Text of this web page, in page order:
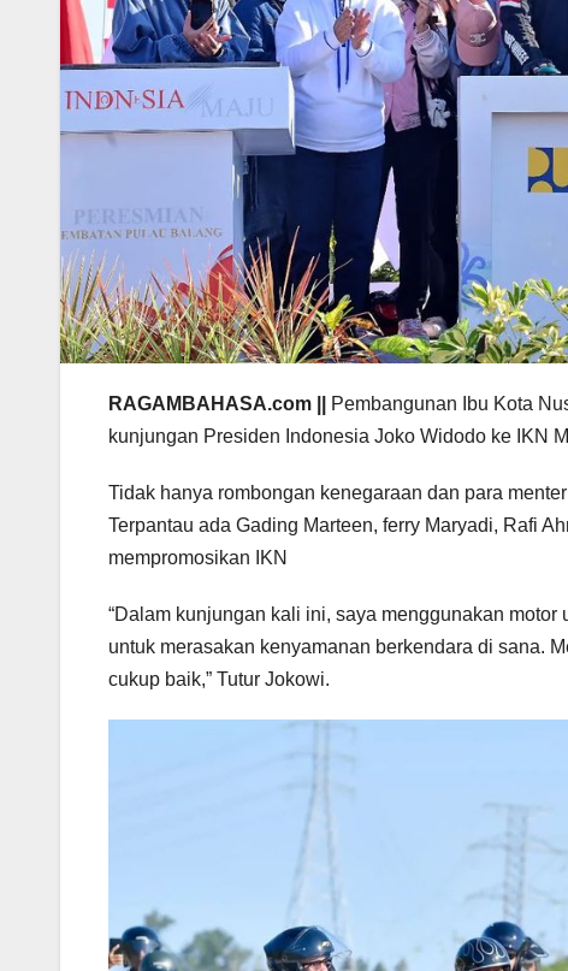
RAGAMBAHASA.com ||
Pembangunan Ibu Kota
kunjungan Presiden Indonesia Joko Widodo ke IKN
Tidak hanya rombongan kenegaraan dan para
Terpantau ada Gading Marteen, ferry Maryadi, Rafi
mempromosikan IKN
“Dalam kunjungan kali ini, saya menggunakan
untuk merasakan kenyamanan berkendara di sana.
cukup baik,” Tutur Jokowi.